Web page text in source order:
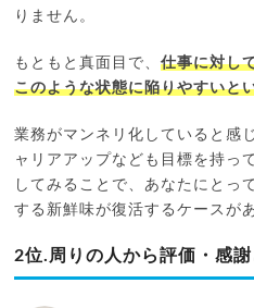
りません。
もともと真面目で、仕事に対し
このような状態に陥りやすいと
業務がマンネリ化していると感
ャリアアップなども目標を持っ
してみることで、あなたにとっ
する新鮮味が復活するケースが
2位.周りの人から評価・感